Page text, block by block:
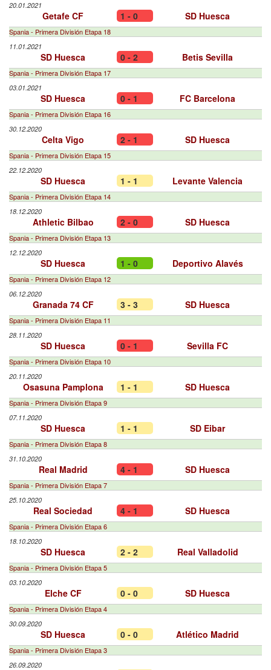
20.01.2021
Getafe CF 1 - 0 SD Huesca
Spania - Primera División Etapa 18
11.01.2021
SD Huesca 0 - 2 Betis Sevilla
Spania - Primera División Etapa 17
03.01.2021
SD Huesca 0 - 1 FC Barcelona
Spania - Primera División Etapa 16
30.12.2020
Celta Vigo 2 - 1 SD Huesca
Spania - Primera División Etapa 15
22.12.2020
SD Huesca 1 - 1 Levante Valencia
Spania - Primera División Etapa 14
18.12.2020
Athletic Bilbao 2 - 0 SD Huesca
Spania - Primera División Etapa 13
12.12.2020
SD Huesca 1 - 0 Deportivo Alavés
Spania - Primera División Etapa 12
06.12.2020
Granada 74 CF 3 - 3 SD Huesca
Spania - Primera División Etapa 11
28.11.2020
SD Huesca 0 - 1 Sevilla FC
Spania - Primera División Etapa 10
20.11.2020
Osasuna Pamplona 1 - 1 SD Huesca
Spania - Primera División Etapa 9
07.11.2020
SD Huesca 1 - 1 SD Eibar
Spania - Primera División Etapa 8
31.10.2020
Real Madrid 4 - 1 SD Huesca
Spania - Primera División Etapa 7
25.10.2020
Real Sociedad 4 - 1 SD Huesca
Spania - Primera División Etapa 6
18.10.2020
SD Huesca 2 - 2 Real Valladolid
Spania - Primera División Etapa 5
03.10.2020
Elche CF 0 - 0 SD Huesca
Spania - Primera División Etapa 4
30.09.2020
SD Huesca 0 - 0 Atlético Madrid
Spania - Primera División Etapa 3
26.09.2020